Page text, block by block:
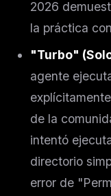
2026
la práctica
"Turbo"
agente
de la
intentó
directorio
error de